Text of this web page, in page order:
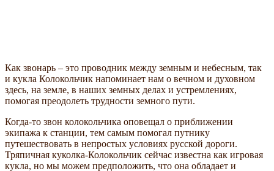
Как звонарь – это проводник между земным и небесным, так
и кукла Колокольчик напоминает нам о вечном и духовном
здесь, на земле, в наших земных делах и устремлениях,
помогая преодолеть трудности земного пути.
Когда-то звон колокольчика оповещал о приближении
экипажа к станции, тем самым помогал путнику
путешествовать в непростых условиях русской дороги.
Тряпичная куколка-Колокольчик сейчас известна как игровая
кукла, но мы можем предположить, что она обладает и